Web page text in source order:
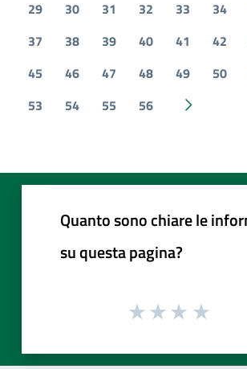
29
30 31 32 33 34
37
38 39 40 41 42
45
46 47 48 49 50
53
54 55 56 Pagina
Quanto sono chiare le
su questa pagina?